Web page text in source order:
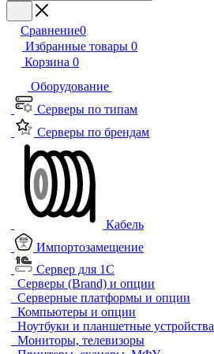
Сравнение0
Избранные товары 0
Корзина 0
Оборудование
Серверы по типам
Серверы по брендам
Кабель
Импортозамещение
Сервер для 1С
Серверы (Brand) и опции
Серверные платформы и опции
Компьютеры и опции
Ноутбуки и планшетные устройства
Мониторы, телевизоры